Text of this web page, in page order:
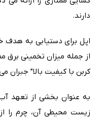
دارند.
از جمله میزان تخمینی برق
کربن با کیفیت بالا” جبران
به عنوان بخشی از تعهد
زیست محیطی آن، چرم را